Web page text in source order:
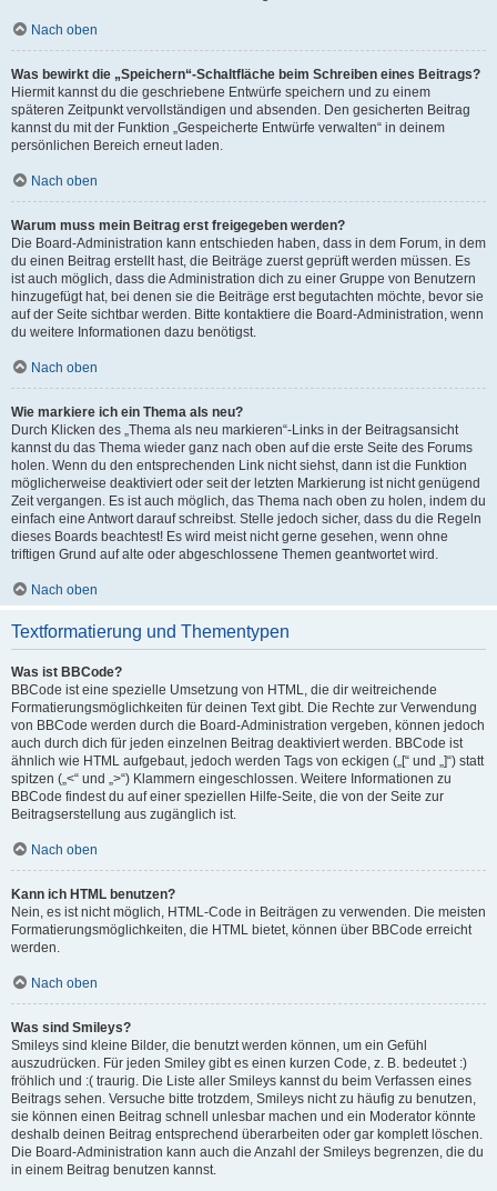
Nach oben
Was bewirkt die „Speichern“-Schaltfläche beim Schreiben eines Beitrags?
Hiermit kannst du die geschriebene Entwürfe speichern und zu einem
späteren Zeitpunkt vervollständigen und absenden. Den gesicherten Beitrag
kannst du mit der Funktion „Gespeicherte Entwürfe verwalten“ in deinem
persönlichen Bereich erneut laden.
Nach oben
Warum muss mein Beitrag erst freigegeben werden?
Die Board-Administration kann entschieden haben, dass in dem Forum, in dem
du einen Beitrag erstellt hast, die Beiträge zuerst geprüft werden müssen. Es
ist auch möglich, dass die Administration dich zu einer Gruppe von Benutzern
hinzugefügt hat, bei denen sie die Beiträge erst begutachten möchte, bevor sie
auf der Seite sichtbar werden. Bitte kontaktiere die Board-Administration, wenn
du weitere Informationen dazu benötigst.
Nach oben
Wie markiere ich ein Thema als neu?
Durch Klicken des „Thema als neu markieren“-Links in der Beitragsansicht
kannst du das Thema wieder ganz nach oben auf die erste Seite des Forums
holen. Wenn du den entsprechenden Link nicht siehst, dann ist die Funktion
möglicherweise deaktiviert oder seit der letzten Markierung ist nicht genügend
Zeit vergangen. Es ist auch möglich, das Thema nach oben zu holen, indem du
einfach eine Antwort darauf schreibst. Stelle jedoch sicher, dass du die Regeln
dieses Boards beachtest! Es wird meist nicht gerne gesehen, wenn ohne
triftigen Grund auf alte oder abgeschlossene Themen geantwortet wird.
Nach oben
Textformatierung und Thementypen
Was ist BBCode?
BBCode ist eine spezielle Umsetzung von HTML, die dir weitreichende
Formatierungsmöglichkeiten für deinen Text gibt. Die Rechte zur Verwendung
von BBCode werden durch die Board-Administration vergeben, können jedoch
auch durch dich für jeden einzelnen Beitrag deaktiviert werden. BBCode ist
ähnlich wie HTML aufgebaut, jedoch werden Tags von eckigen („[“ und „]“) statt
spitzen („<“ und „>“) Klammern eingeschlossen. Weitere Informationen zu
BBCode findest du auf einer speziellen Hilfe-Seite, die von der Seite zur
Beitragserstellung aus zugänglich ist.
Nach oben
Kann ich HTML benutzen?
Nein, es ist nicht möglich, HTML-Code in Beiträgen zu verwenden. Die meisten
Formatierungsmöglichkeiten, die HTML bietet, können über BBCode erreicht
werden.
Nach oben
Was sind Smileys?
Smileys sind kleine Bilder, die benutzt werden können, um ein Gefühl
auszudrücken. Für jeden Smiley gibt es einen kurzen Code, z. B. bedeutet :)
fröhlich und :( traurig. Die Liste aller Smileys kannst du beim Verfassen eines
Beitrags sehen. Versuche bitte trotzdem, Smileys nicht zu häufig zu benutzen,
sie können einen Beitrag schnell unlesbar machen und ein Moderator könnte
deshalb deinen Beitrag entsprechend überarbeiten oder gar komplett löschen.
Die Board-Administration kann auch die Anzahl der Smileys begrenzen, die du
in einem Beitrag benutzen kannst.